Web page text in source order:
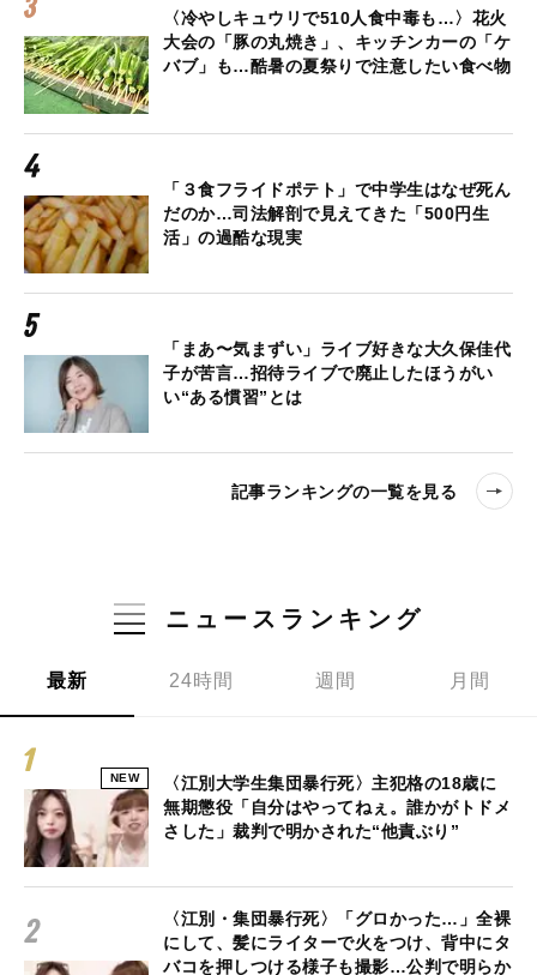
〈冷やしキュウリで510人食中毒も…〉花火
大会の「豚の丸焼き」、キッチンカーの「ケ
バブ」も…酷暑の夏祭りで注意したい食べ物
「３食フライドポテト」で中学生はなぜ死ん
だのか…司法解剖で見えてきた「500円生
活」の過酷な現実
「まあ〜気まずい」ライブ好きな大久保佳代
子が苦言…招待ライブで廃止したほうがい
い“ある慣習”とは
記事ランキングの一覧を見る
ニュースランキング
最新 24時間 週間 月間
NEW
〈江別大学生集団暴行死〉主犯格の18歳に
無期懲役「自分はやってねぇ。誰かがトドメ
さした」裁判で明かされた“他責ぶり”
〈江別・集団暴行死〉「グロかった…」全裸
にして、髪にライターで火をつけ、背中にタ
バコを押しつける様子も撮影…公判で明らか